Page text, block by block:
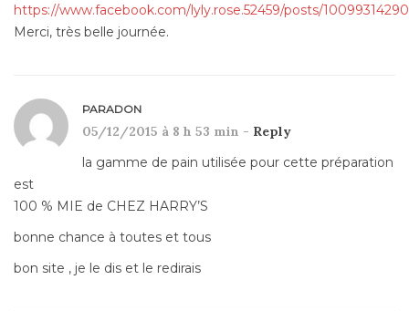
https://www.facebook.com/lyly.rose.52459/posts/
Merci, très belle journée.
PARADON
05/12/2015 à 8 h 53 min - Reply
la gamme de pain utilisée pour cette préparation
est
100 % MIE de CHEZ HARRY’S
bonne chance à toutes et tous
bon site , je le dis et le redirais